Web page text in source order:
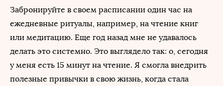
Забронируйте в своем расписании один час на
ежедневные ритуалы, например, на чтение книг
или медитацию. Еще год назад мне не удавалось
делать это системно. Это выглядело так: о, сегодня
у меня есть 15 минут на чтение. Я смогла внедрить
полезные привычки в свою жизнь, когда стала